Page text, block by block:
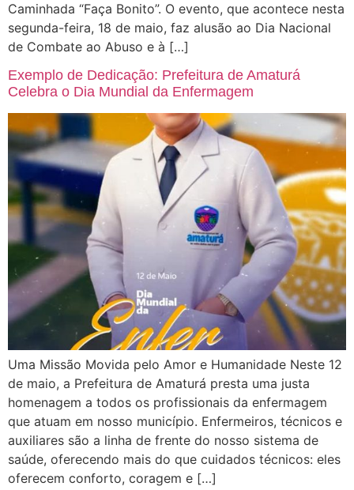
Caminhada “Faça Bonito”. O evento, que acontece nesta
segunda-feira, 18 de maio, faz alusão ao Dia Nacional
de Combate ao Abuso e à […]
Exemplo de Dedicação: Prefeitura de Amaturá
Celebra o Dia Mundial da Enfermagem
Uma Missão Movida pelo Amor e Humanidade Neste 12
de maio, a Prefeitura de Amaturá presta uma justa
homenagem a todos os profissionais da enfermagem
que atuam em nosso município. Enfermeiros, técnicos e
auxiliares são a linha de frente do nosso sistema de
saúde, oferecendo mais do que cuidados técnicos: eles
oferecem conforto, coragem e […]